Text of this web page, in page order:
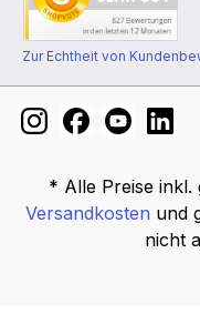
Zur Echtheit von
* Alle Preise inkl.
Versandkosten und
nicht